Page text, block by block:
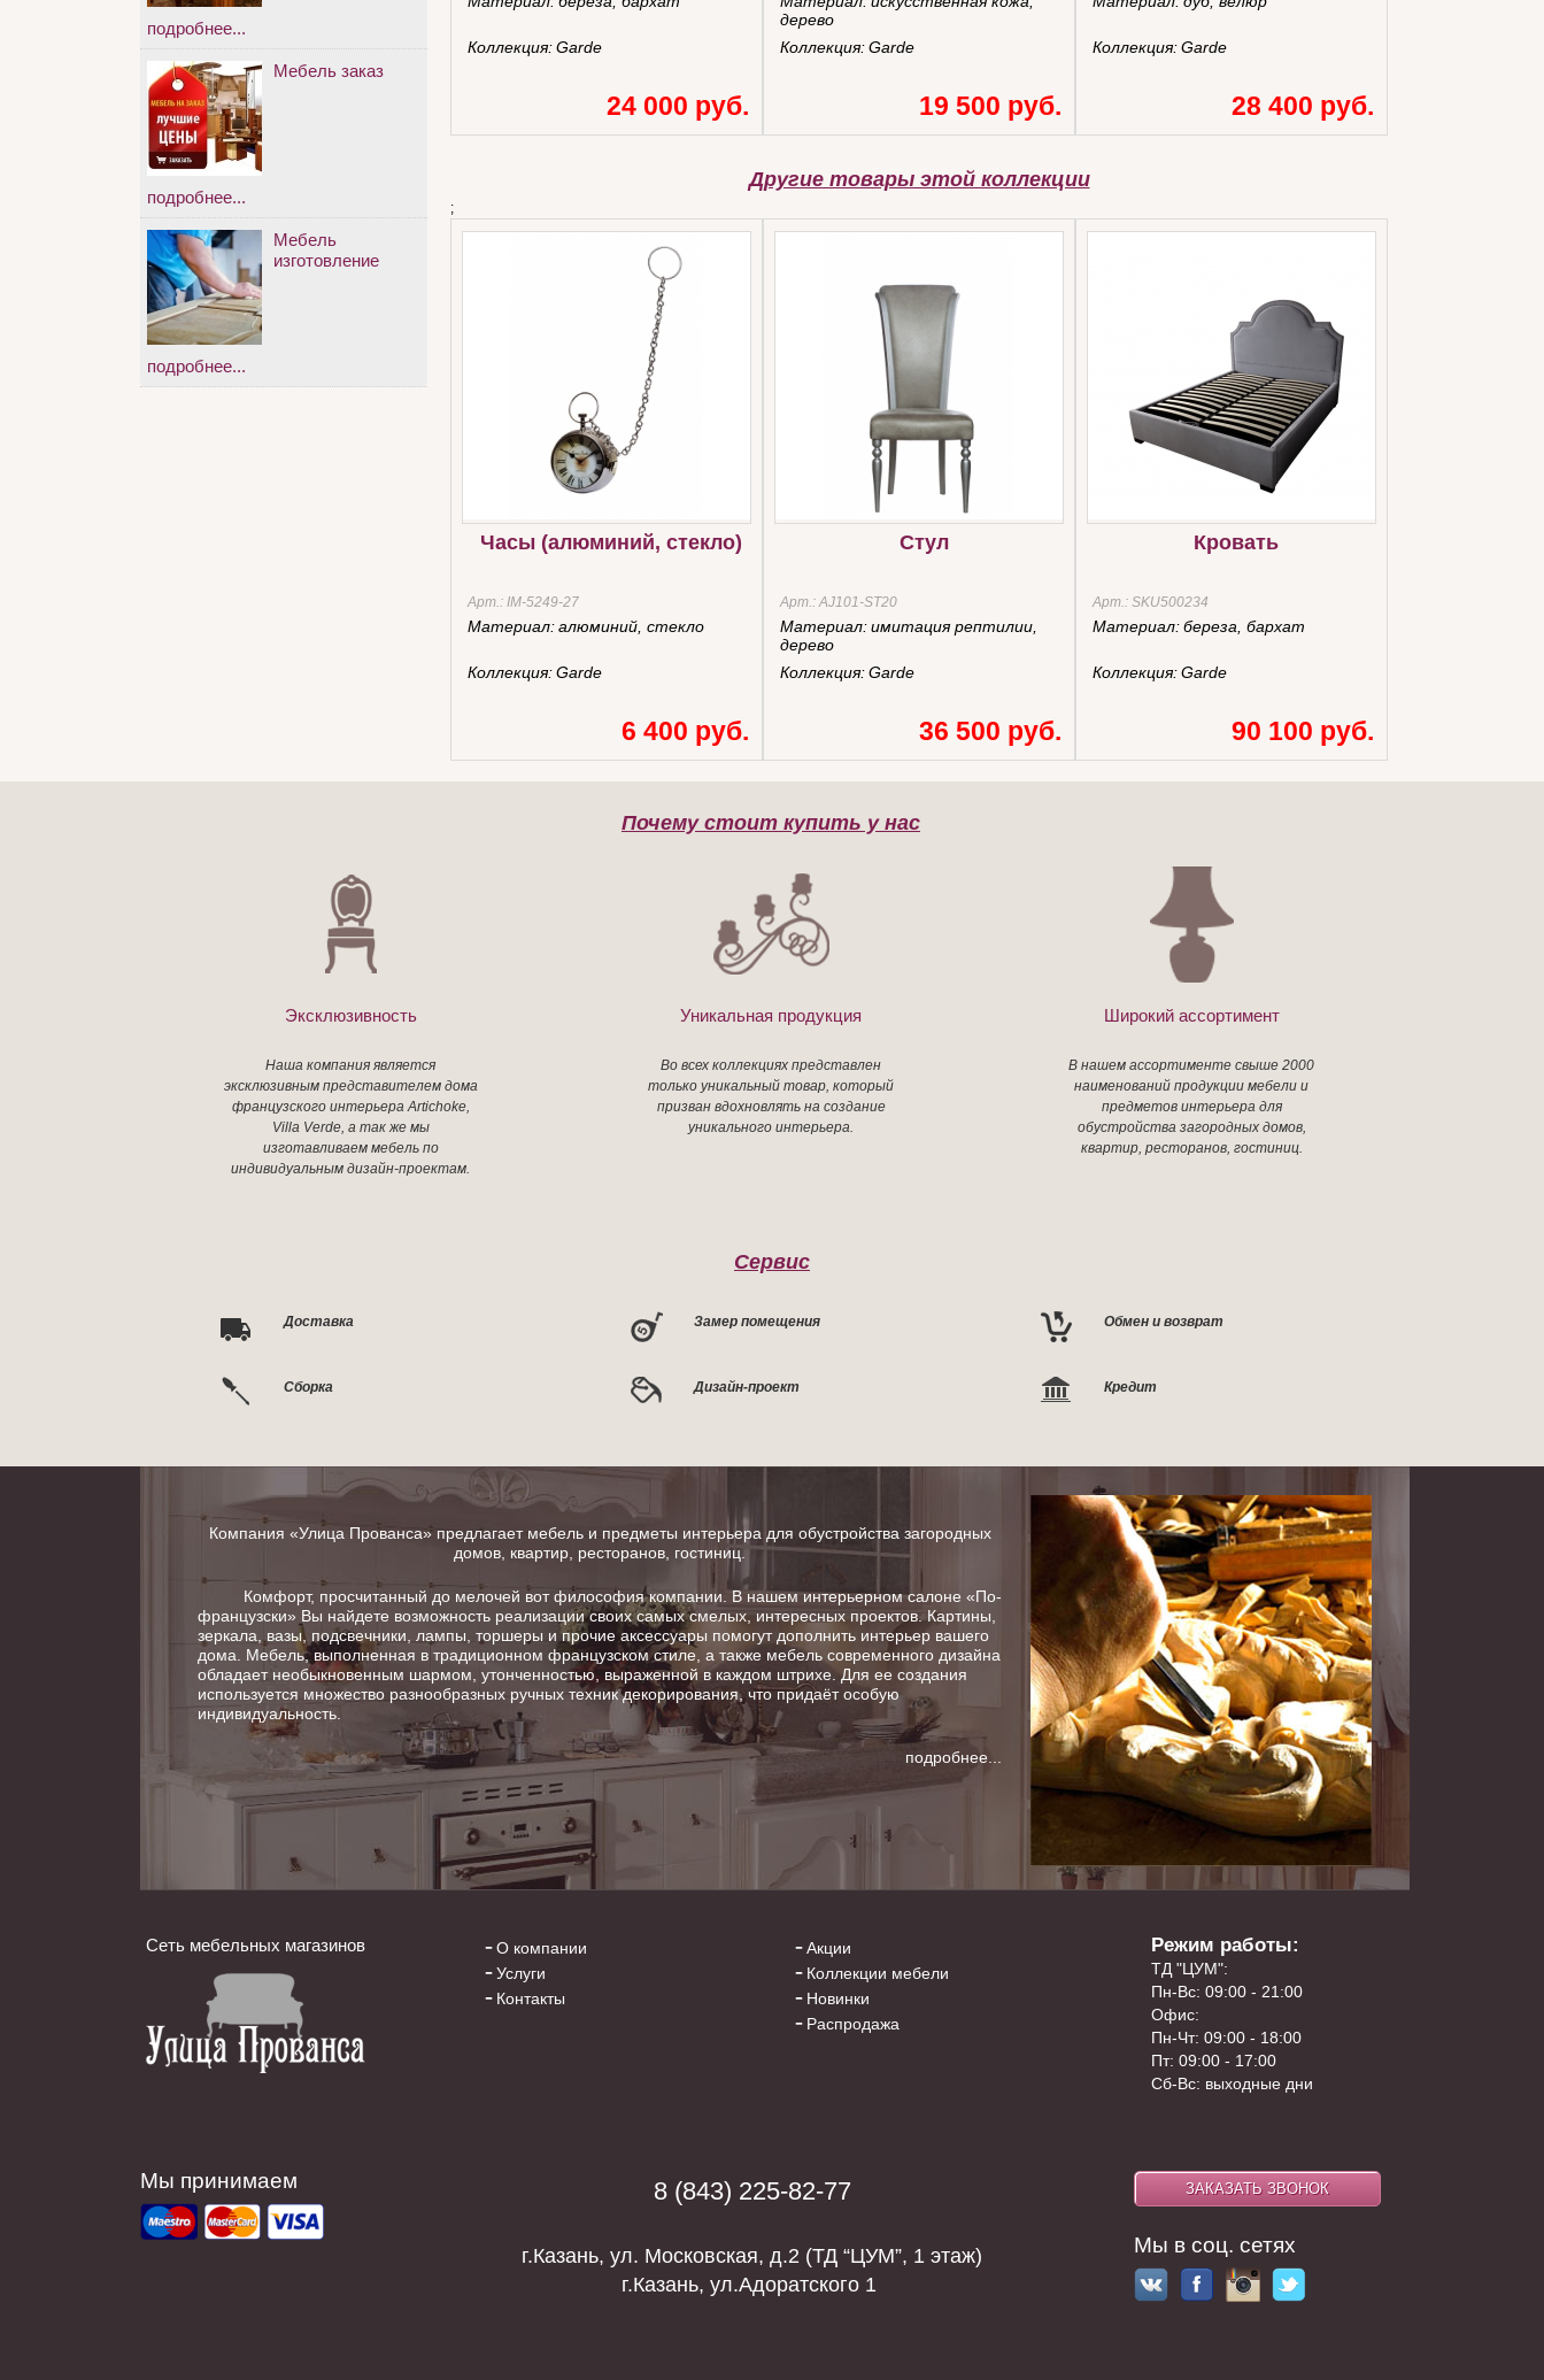
Коллекция:Garde
24 000 руб.
дерево
Коллекция:Garde
19 500 руб.
Коллекция:Garde
28 400 руб.
Другие товары этой коллекции
;
Часы (алюминий, стекло)
Арт.: IM-5249-27
Материал:алюминий, стекло
Коллекция:Garde
6 400 руб.
Стул
Арт.: AJ101-ST20
Материал:имитация рептилии,
дерево
Коллекция:Garde
36 500 руб.
Кровать
Арт.: SKU500234
Материал:береза, бархат
Коллекция:Garde
90 100 руб.
подробнее...
Мебель заказ
подробнее...
Мебель
изготовление
подробнее...
Почему стоит купить у нас
Эксклюзивность
Наша компания является
эксклюзивным представителем дома
французского интерьера Artichoke,
Villa Verde, а так же мы
изготавливаем мебель по
индивидуальным дизайн-проектам.
Уникальная продукция
Во всех коллекциях представлен
только уникальный товар, который
призван вдохновлять на создание
уникального интерьера.
Широкий ассортимент
В нашем ассортименте свыше 2000
наименований продукции мебели и
предметов интерьера для
обустройства загородных домов,
квартир, ресторанов, гостиниц.
Сервис
Доставка Замер помещения Обмен и возврат
Сборка Дизайн-проект Кредит
Компания «Улица Прованса» предлагает мебель и предметы интерьера для обустройства загородных
домов, квартир, ресторанов, гостиниц.
Комфорт, просчитанный до мелочей вот философия компании. В нашем интерьерном салоне «По-
французски» Вы найдете возможность реализации своих самых смелых, интересных проектов. Картины,
зеркала, вазы, подсвечники, лампы, торшеры и прочие аксессуары помогут дополнить интерьер вашего
дома. Мебель, выполненная в традиционном французском стиле, а также мебель современного дизайна
обладает необыкновенным шармом, утонченностью, выраженной в каждом штрихе. Для ее создания
используется множество разнообразных ручных техник декорирования, что придаёт особую
индивидуальность.
подробнее...
Сеть мебельных магазинов
О компании
Услуги
Контакты
Акции
Коллекции мебели
Новинки
Распродажа
Режим работы:
ТД "ЦУМ":
Пн-Вс: 09:00 - 21:00
Офис:
Пн-Чт: 09:00 - 18:00
Пт: 09:00 - 17:00
Сб-Вс: выходные дни
Мы принимаем 8 (843) 225-82-77
г.Казань, ул. Московская, д.2 (ТД “ЦУМ”, 1 этаж)
г.Казань, ул.Адоратского 1
Мы в соц. сетях